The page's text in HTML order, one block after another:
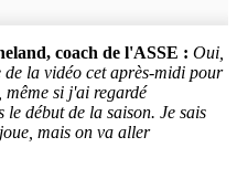
coach de l'ASSE : Oui,
la vidéo cet après-midi pour
si j'ai regardé
le début de la saison. Je sais
mais on va aller